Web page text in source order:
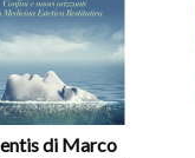
di Marco